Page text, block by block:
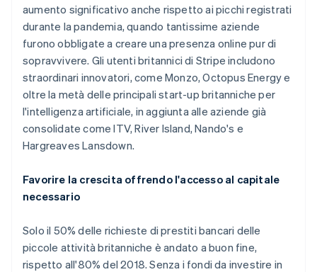
aumento significativo anche rispetto ai picchi registrati
durante la pandemia, quando tantissime aziende
furono obbligate a creare una presenza online pur di
sopravvivere. Gli utenti britannici di Stripe includono
straordinari innovatori, come Monzo, Octopus Energy e
oltre la metà delle principali start-up britanniche per
l'intelligenza artificiale, in aggiunta alle aziende già
consolidate come ITV, River Island, Nando's e
Hargreaves Lansdown.
Favorire la crescita offrendo l'accesso al capitale
necessario
Solo il 50% delle richieste di prestiti bancari delle
piccole attività britanniche è andato a buon fine,
rispetto all'80% del 2018. Senza i fondi da investire in